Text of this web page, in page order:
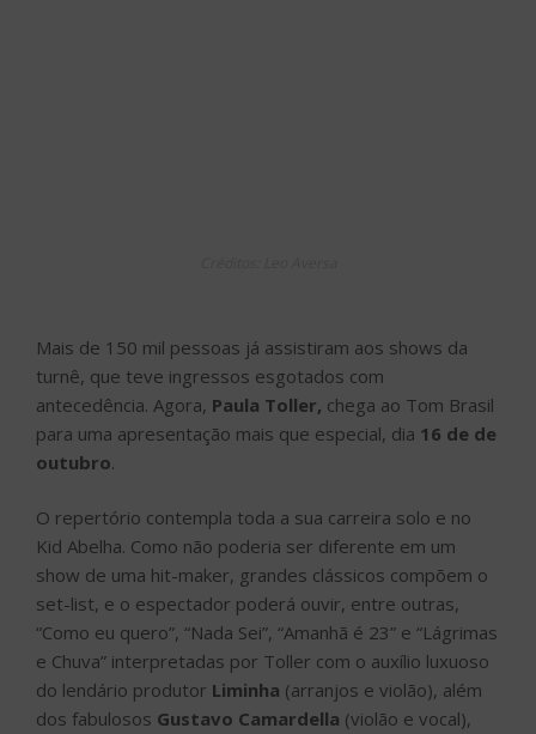
Mais de 150 mil pessoas já assistiram aos shows da
turnê, que teve ingressos esgotados com
antecedência. Agora, Paula Toller, chega ao Tom Brasil
para uma apresentação mais que especial, dia 16 de de
outubro.
O repertório contempla toda a sua carreira solo e no
Kid Abelha. Como não poderia ser diferente em um
show de uma hit-maker, grandes clássicos compõem o
set-list, e o espectador poderá ouvir, entre outras,
“Como eu quero”, “Nada Sei”, “Amanhã é 23” e “Lágrimas
e Chuva” interpretadas por Toller com o auxílio luxuoso
do lendário produtor Liminha (arranjos e violão), além
dos fabulosos Gustavo Camardella (violão e vocal),